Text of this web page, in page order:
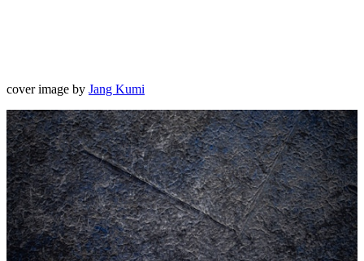
cover image by Jang Kumi